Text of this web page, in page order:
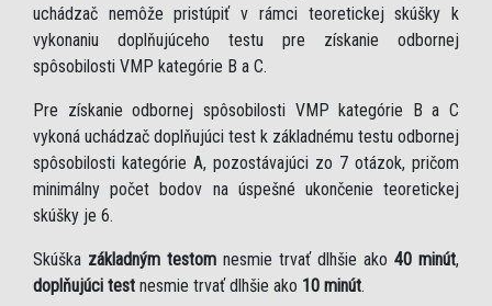
uchádzač nemôže pristúpiť v rámci teoretickej skúšky k
vykonaniu doplňujúceho testu pre získanie odbornej
spôsobilosti VMP kategórie B a C.
Pre získanie odbornej spôsobilosti VMP kategórie B a C
vykoná uchádzač doplňujúci test k základnému testu odbornej
spôsobilosti kategórie A, pozostávajúci zo 7 otázok, pričom
minimálny počet bodov na úspešné ukončenie teoretickej
skúšky je 6.
Skúška základným testom nesmie trvať dlhšie ako 40 minút,
doplňujúci test nesmie trvať dlhšie ako 10 minút.